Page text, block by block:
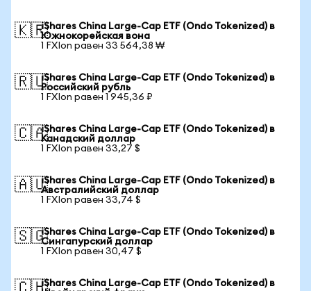
🇰🇷iShares China Large-Cap ETF (Ondo Tokenized) в
Южнокорейская вона
1 FXIon равен 33 564,38 ₩
🇷🇺iShares China Large-Cap ETF (Ondo Tokenized) в
Российский рубль
1 FXIon равен 1 945,36 ₽
🇨🇦iShares China Large-Cap ETF (Ondo Tokenized) в
Канадский доллар
1 FXIon равен 33,27 $
🇦🇺iShares China Large-Cap ETF (Ondo Tokenized) в
Австралийский доллар
1 FXIon равен 33,74 $
🇸🇬iShares China Large-Cap ETF (Ondo Tokenized) в
Сингапурский доллар
1 FXIon равен 30,47 $
iShares China Large-Cap ETF (Ondo Tokenized) в